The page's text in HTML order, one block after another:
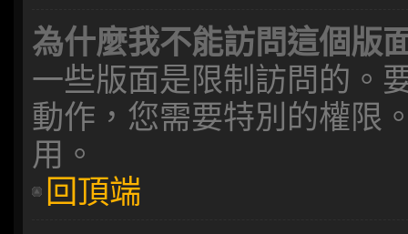
為什麼我不能訪問這個版
一些版面是限制訪問的。
動作，您需要特別的權限
用。
回頂端